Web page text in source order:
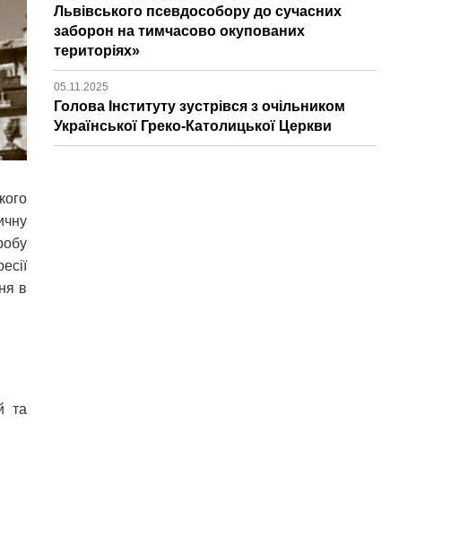
в
та
Львівського псевдособору до сучасних
заборон на тимчасово окупованих
територіях»
05.11.2025
Голова Інституту зустрівся з очільником
Української Греко-Католицької Церкви